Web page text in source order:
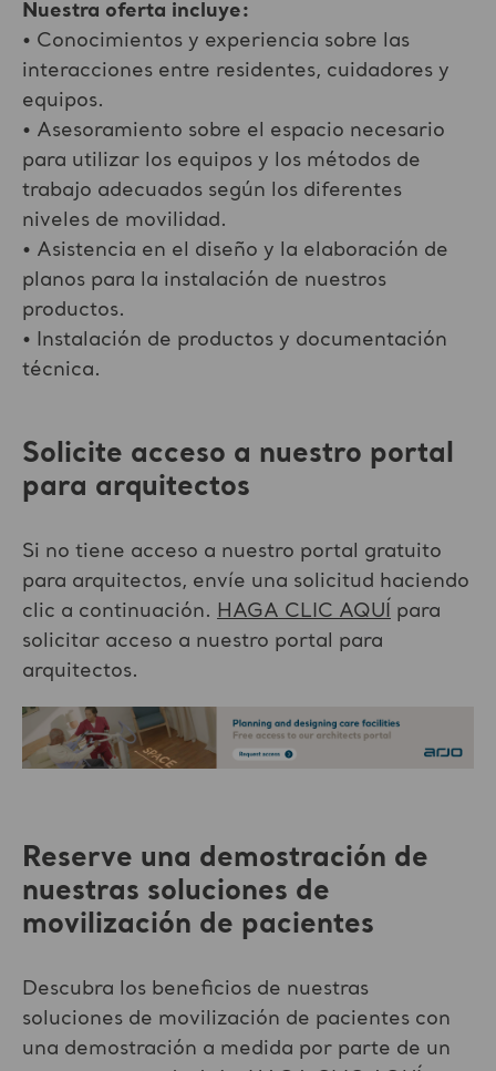
Nuestra oferta incluye:
• Conocimientos y experiencia sobre las
interacciones entre residentes, cuidadores y
equipos.
• Asesoramiento sobre el espacio necesario
para utilizar los equipos y los métodos de
trabajo adecuados según los diferentes
niveles de movilidad.
• Asistencia en el diseño y la elaboración de
planos para la instalación de nuestros
productos.
• Instalación de productos y documentación
técnica.
Solicite acceso a nuestro portal
para arquitectos
Si no tiene acceso a nuestro portal gratuito
para arquitectos, envíe una solicitud haciendo
clic a continuación. HAGA CLIC AQUÍ
para
solicitar acceso a nuestro portal para
arquitectos.
Reserve una demostración de
nuestras soluciones de
movilización de pacientes
Descubra los beneficios de nuestras
soluciones de movilización de pacientes con
una demostración a medida por parte de un